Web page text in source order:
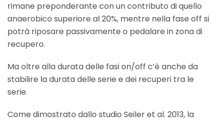
rimane preponderante con un contributo di quello
anaerobico superiore al 20%, mentre nella fase off si
potrà riposare passivamente o pedalare in zona di
recupero.
Ma oltre alla durata delle fasi on/off c’è anche da
stabilire la durata delle serie e dei recuperi tra le
serie.
Come dimostrato dallo studio Seiler et al. 2013, la